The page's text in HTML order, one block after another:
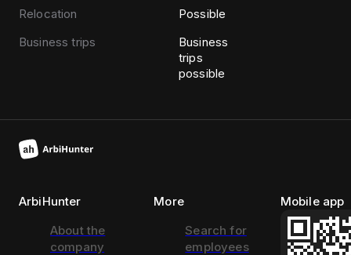
Relocation
Possible
Business trips
Business
trips
possible
ArbiHunter
About the
company
More
Search for
employees
Mobile app